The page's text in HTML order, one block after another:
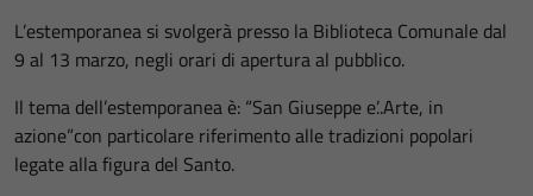
L’estemporanea si svolgerà presso la Biblioteca Comunale dal
9 al 13 marzo, negli orari di apertura al pubblico.
Il tema dell’estemporanea è: “San Giuseppe e’..Arte, in
azione”con particolare riferimento alle tradizioni popolari
legate alla figura del Santo.